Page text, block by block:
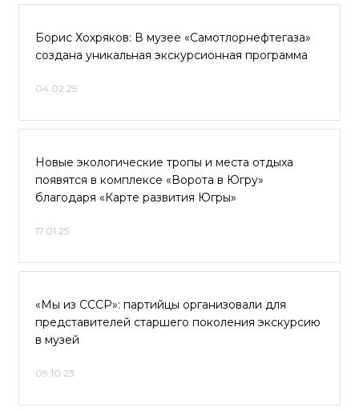
Борис Хохряков: В музее «Самотлорнефтегаза»
создана уникальная экскурсионная программа
04.02.25
Новые экологические тропы и места отдыха
появятся в комплексе «Ворота в Югру»
благодаря «Карте развития Югры»
17.01.25
«Мы из СССР»: партийцы организовали для
представителей старшего поколения экскурсию
в музей
09.10.23